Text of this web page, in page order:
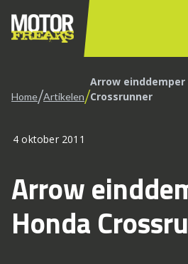
Home/Artikelen/Arrow einddemper
Crossrunner
4 oktober 2011
Arrow
Honda